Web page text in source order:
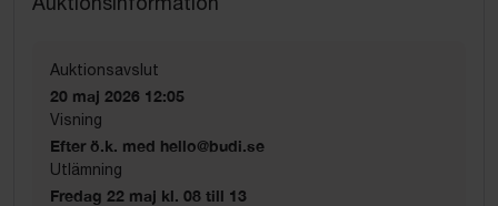
Auktionsavslut
20 maj 2026 12:05
Visning
Efter ö.k. med hello@budi.se
Utlämning
Fredag 22 maj kl. 08 till 13